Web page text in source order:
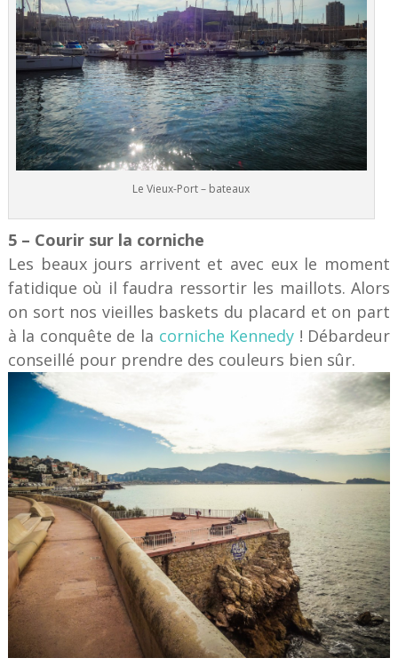
Le Vieux-Port – bateaux
5 – Courir sur la corniche
Les beaux jours arrivent et avec eux le moment
fatidique où il faudra ressortir les maillots. Alors
on sort nos vieilles baskets du placard et on part
à la conquête de la corniche Kennedy ! Débardeur
conseillé pour prendre des couleurs bien sûr.